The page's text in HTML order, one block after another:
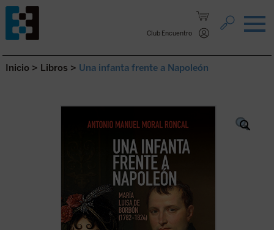
Club Encuentro
Saltar al contenido.
Inicio > Libros > Una infanta frente a Napoleón